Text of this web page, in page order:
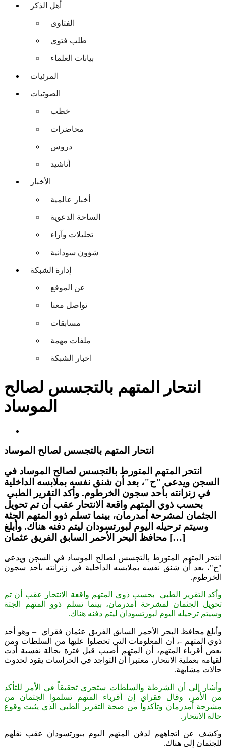
أهل الذكر
الفتاوى
طلب فتوى
بيانات العلماء
المرئيات
الصوتيات
خطب
محاضرات
دروس
أناشيد
الأخبار
أخبار عالمية
الساحة الدعوية
تحليلات وآراء
شؤون سودانية
إدارة الشبكة
عن الموقع
تواصل معنا
مسابقات
ملفات مهمة
اخبار الشبكة
انتحار المتهم بالتجسس لصالح
الموساد
انتحار المتهم بالتجسس لصالح الموساد
انتحر المتهم المتورط بالتجسس لصالح الموساد في
السجن ويدعى "ح"، بعد أن شنق نفسه بملابسه الداخلية
في زنزانته بأحد سجون الخرطوم. وأكد التقرير الطبي
بحسب ذوي المتهم واقعة الانتحار عقب أن تم تحويل
الجثمان لمشرحة أمدرمان، بينما تسلم ذوو المتهم الجثة
وسيتم ترحيله اليوم لبورتسودان ليتم دفنه هناك. وأبلغ
محافظ البحر الأحمر السابق الفريق عثمان […]
انتحر المتهم المتورط بالتجسس لصالح الموساد في السجن ويدعى
"ح"، بعد أن شنق نفسه بملابسه الداخلية في زنزانته بأحد سجون
الخرطوم.
وأكد التقرير الطبي بحسب ذوي المتهم واقعة الانتحار عقب أن تم
تحويل الجثمان لمشرحة أمدرمان، بينما تسلم ذوو المتهم الجثة
وسيتم ترحيله اليوم لبورتسودان ليتم دفنه هناك.
وأبلغ محافظ البحر الأحمر السابق الفريق عثمان فقراي – وهو أحد
ذوي المتهم -، أن المعلومات التي تحصلوا عليها من السلطات ومن
بعض أقرباء المتهم، أن المتهم أصيب قبل فترة بحالة نفسية أدت
لقيامه بعملية الانتحار، معتبراً أن التواجد في الحراسات يقود لحدوث
حالات مشابهة.
وأشار إلى أن الشرطة والسلطات ستجري تحقيقاً في الأمر للتأكد
من الأمر، وقال فقراي إن أقرباء المتهم تسلموا الجثمان من
مشرحة أمدرمان وتأكدوا من صحة التقرير الطبي الذي يثبت وقوع
حالة الانتحار.
وكشف عن اتجاههم لدفن المتهم اليوم ببورتسودان عقب نقلهم
للجثمان إلى هناك.